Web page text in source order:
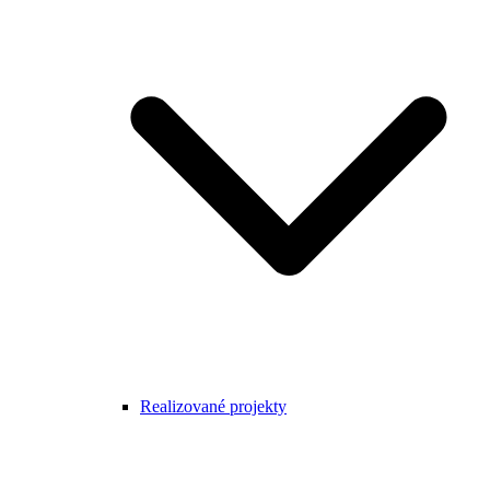
Realizované projekty